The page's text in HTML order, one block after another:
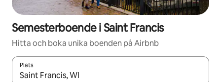
Semesterboende i Saint Francis
Hitta och boka unika boenden på Airbnb
Plats
När resultaten är tillgängliga kan du navigera med upp- och